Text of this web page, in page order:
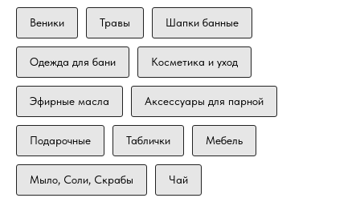
Веники Травы Шапки банные
Одежда для бани Косметика и уход
Эфирные масла Аксессуары для парной
Подарочные Таблички Мебель
Мыло, Соли, Скрабы Чай